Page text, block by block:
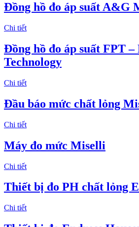
Đồng hồ đo áp suất A&G
Chi tiết
Đồng hồ đo áp suất FPT
Technology
Chi tiết
Đầu báo mức chất lỏng
Chi tiết
Máy đo mức Miselli
Chi tiết
Thiết bị đo PH chất lỏng
Chi tiết